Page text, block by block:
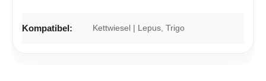
Kompatibel: Kettwiesel | Lepus , Trigo